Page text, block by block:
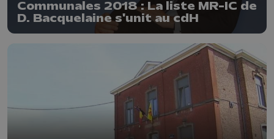
Communales 2018 : La liste MR-IC de
D. Bacquelaine s'unit au cdH